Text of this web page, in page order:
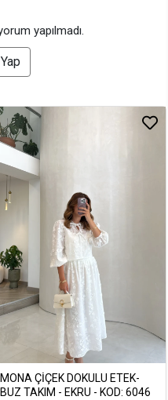
yapılmadı.
MONA ÇIÇEK DOKULU ETEK-
BUZ TAKIM - EKRU - KOD: 6046